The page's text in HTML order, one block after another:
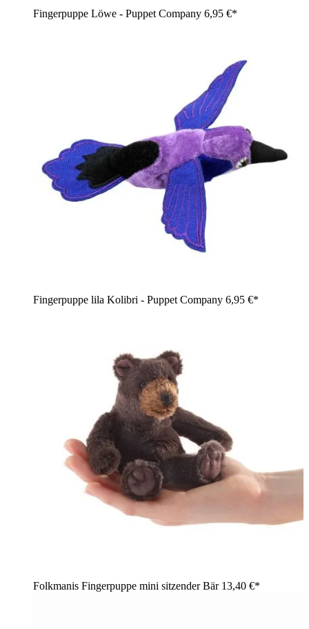
Fingerpuppe Löwe - Puppet Company 6,95 €*
Fingerpuppe lila Kolibri - Puppet Company 6,95 €*
Folkmanis Fingerpuppe mini sitzender Bär 13,40 €*